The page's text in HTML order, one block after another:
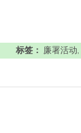
标签： 廉署活动,